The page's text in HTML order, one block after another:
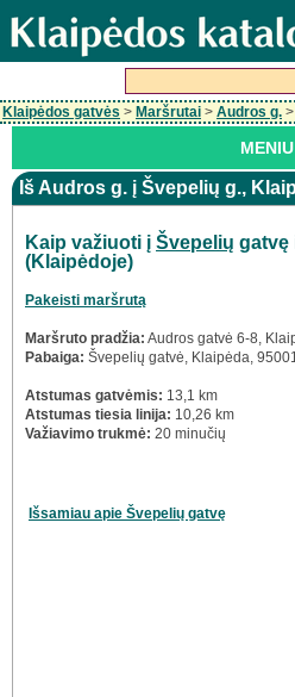
Klaipėdos gatvės > Maršrutai > Audros g. >
MENIU
Iš Audros g. į Švepelių g.,
Kaip važiuoti į Švepelių gatvę
(Klaipėdoje)
Pakeisti maršrutą
Maršruto pradžia: Audros gatvė 6-8,
Pabaiga: Švepelių gatvė, Klaipėda,
Atstumas gatvėmis: 13,1 km
Atstumas tiesia linija: 10,26 km
Važiavimo trukmė: 20 minučių
Išsamiau apie Švepelių gatvę